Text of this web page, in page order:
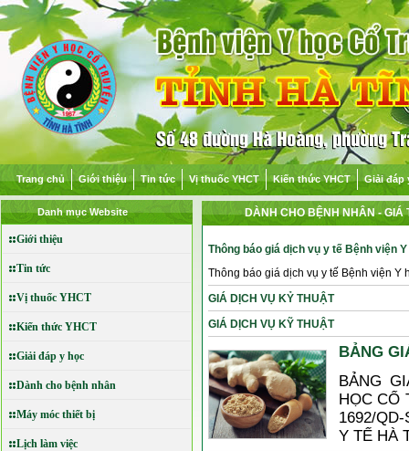
Trang chủ Giới thiệu Tin tức Vị thuốc YHCT Kiến thức YHCT Giải đáp
Danh mục Website
Giới thiệu
Tin tức
Vị thuốc YHCT
Kiến thức YHCT
Giải đáp y học
Dành cho bệnh nhân
Máy móc thiết bị
Lịch làm việc
DÀNH CHO BỆNH NHÂN- GIÁ
Thông báo giá dịch vụ y tế Bệnh viện
Thông báo giá dịch vụ y tế Bệnh viện Y
GIÁ DỊCH VỤ KỶ THUẬT
GIÁ DỊCH VỤ KỸ THUẬT
BẢNG
BẢNG
HỌC CỔ
1692/
Y TẾ HÀ